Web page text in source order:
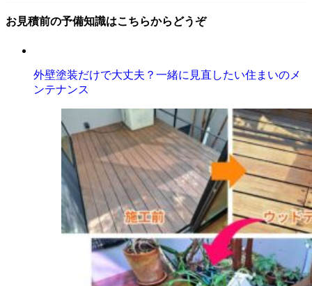
お見積前の予備知識はこちらからどうぞ
外壁塗装だけで大丈夫？一緒に見直したい住まいのメ
ンテナンス